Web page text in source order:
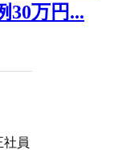
30万円...
社員